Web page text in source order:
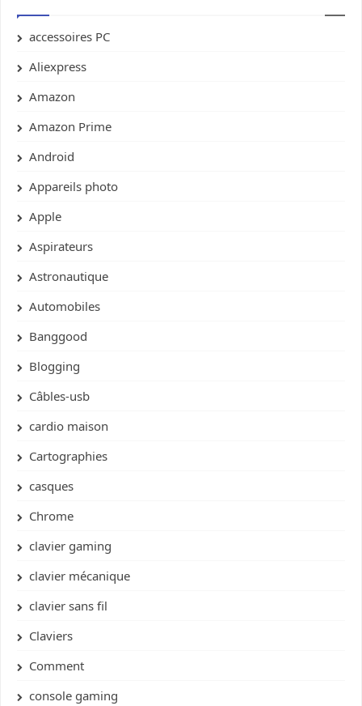
accessoires PC
Aliexpress
Amazon
Amazon Prime
Android
Appareils photo
Apple
Aspirateurs
Astronautique
Automobiles
Banggood
Blogging
Câbles-usb
cardio maison
Cartographies
casques
Chrome
clavier gaming
clavier mécanique
clavier sans fil
Claviers
Comment
console gaming